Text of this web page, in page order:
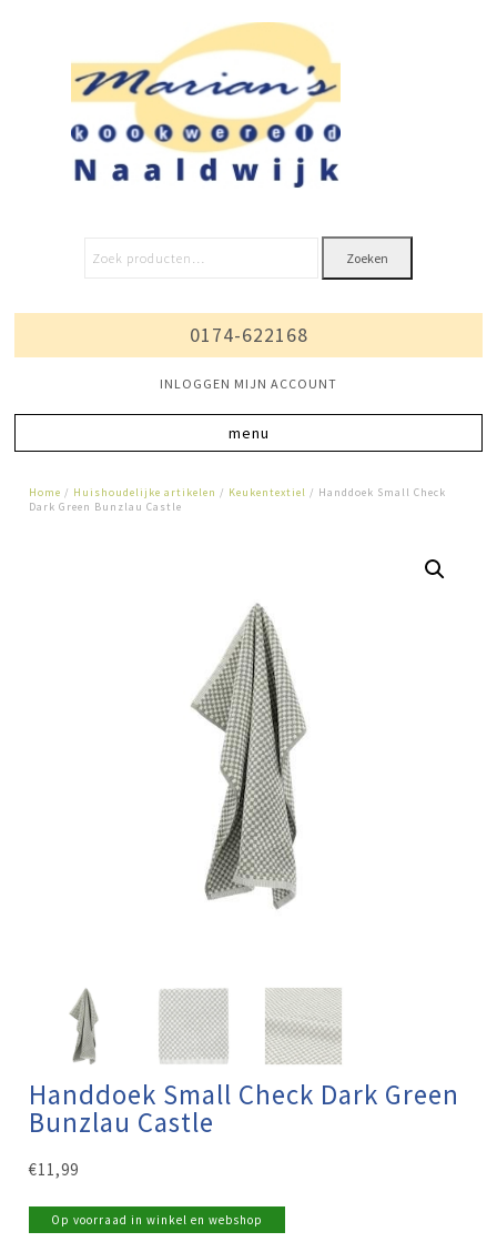
Zoeken
0174-622168
INLOGGEN MIJN ACCOUNT
Home / Huishoudelijke artikelen / Keukentextiel / Handdoek Small Check
Dark Green Bunzlau Castle
Handdoek Small Check Dark Green
Bunzlau Castle
€11,99
Op voorraad in winkel en webshop